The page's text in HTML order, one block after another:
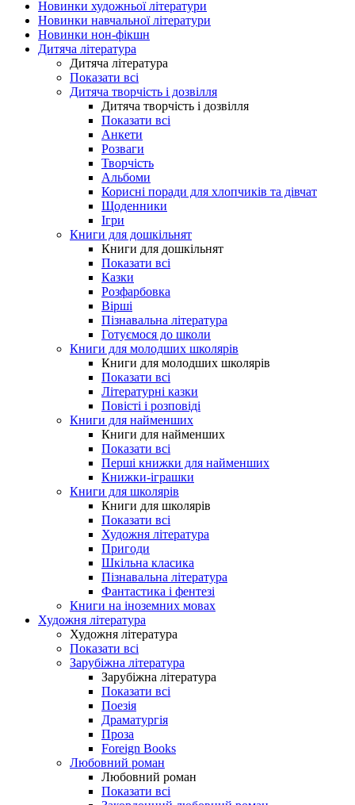
Новинки художньої літератури
Новинки навчальної літератури
Новинки нон-фікшн
Дитяча література
Дитяча література
Показати всі
Дитяча творчість і дозвілля
Дитяча творчість і дозвілля
Показати всі
Анкети
Розваги
Творчість
Альбоми
Корисні поради для хлопчиків та дівчат
Щоденники
Ігри
Книги для дошкільнят
Книги для дошкільнят
Показати всі
Казки
Розфарбовка
Вірші
Пізнавальна література
Готуємося до школи
Книги для молодших школярів
Книги для молодших школярів
Показати всі
Літературні казки
Повісті і розповіді
Книги для найменших
Книги для найменших
Показати всі
Перші книжки для найменших
Книжки-іграшки
Книги для школярів
Книги для школярів
Показати всі
Художня література
Пригоди
Шкільна класика
Пізнавальна література
Фантастика і фентезі
Книги на іноземних мовах
Художня література
Художня література
Показати всі
Зарубіжна література
Зарубіжна література
Показати всі
Поезія
Драматургія
Проза
Foreign Books
Любовний роман
Любовний роман
Показати всі